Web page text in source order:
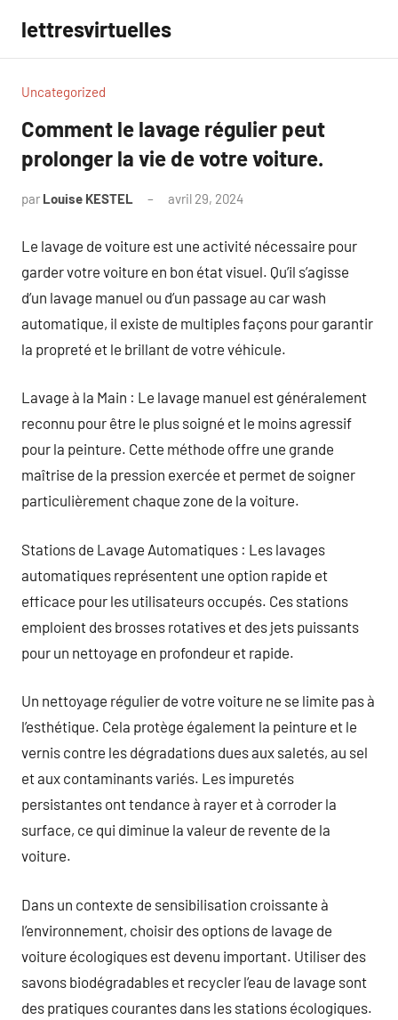
contenu
lettresvirtuelles
Uncategorized
Comment le lavage régulier peut
prolonger la vie de votre voiture.
par Louise KESTEL avril 29, 2024
Le lavage de voiture est une activité nécessaire pour
garder votre voiture en bon état visuel. Qu’il s’agisse
d’un lavage manuel ou d’un passage au car wash
automatique, il existe de multiples façons pour garantir
la propreté et le brillant de votre véhicule.
Lavage à la Main : Le lavage manuel est généralement
reconnu pour être le plus soigné et le moins agressif
pour la peinture. Cette méthode offre une grande
maîtrise de la pression exercée et permet de soigner
particulièrement chaque zone de la voiture.
Stations de Lavage Automatiques : Les lavages
automatiques représentent une option rapide et
efficace pour les utilisateurs occupés. Ces stations
emploient des brosses rotatives et des jets puissants
pour un nettoyage en profondeur et rapide.
Un nettoyage régulier de votre voiture ne se limite pas à
l’esthétique. Cela protège également la peinture et le
vernis contre les dégradations dues aux saletés, au sel
et aux contaminants variés. Les impuretés
persistantes ont tendance à rayer et à corroder la
surface, ce qui diminue la valeur de revente de la
voiture.
Dans un contexte de sensibilisation croissante à
l’environnement, choisir des options de lavage de
voiture écologiques est devenu important. Utiliser des
savons biodégradables et recycler l’eau de lavage sont
des pratiques courantes dans les stations écologiques.